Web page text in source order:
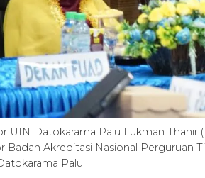
UIN Datokarama Palu Lukman
Badan Akreditasi Nasional Perguruan
Palu